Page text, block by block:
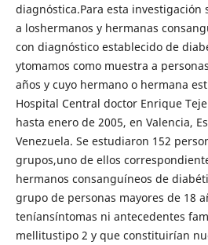
diagnóstica.Para esta investigación
a loshermanos y hermanas
con diagnóstico establecido de
ytomamos como muestra a
años y cuyo hermano o hermana
Hospital Central doctor Enrique
hasta enero de 2005, en Valencia,
Venezuela. Se estudiaron 152
grupos,uno de ellos
hermanos consanguíneos de
grupo de personas mayores de 18
teníansíntomas ni antecedentes
mellitustipo 2 y que constituirían